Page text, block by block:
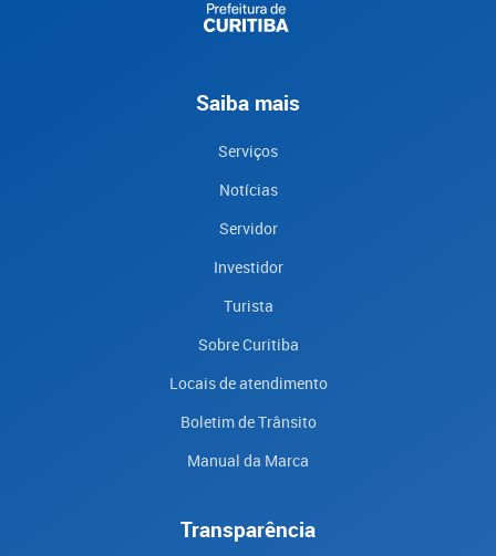
Saiba mais
Serviços
Notícias
Servidor
Investidor
Turista
Sobre Curitiba
Locais de atendimento
Boletim de Trânsito
Manual da Marca
Transparência